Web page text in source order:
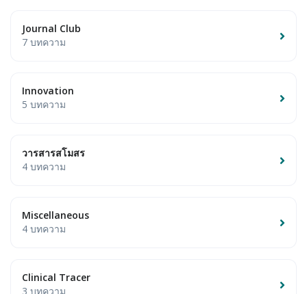
Journal Club
7 บทความ
Innovation
5 บทความ
วารสารสโมสร
4 บทความ
Miscellaneous
4 บทความ
Clinical Tracer
3 บทความ